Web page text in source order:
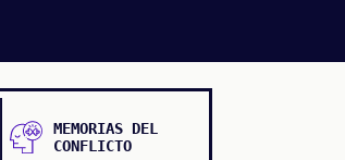
MEMORIAS DEL
CONFLICTO